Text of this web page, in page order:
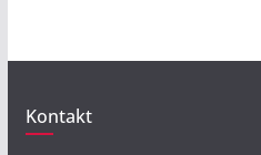
Kontakt